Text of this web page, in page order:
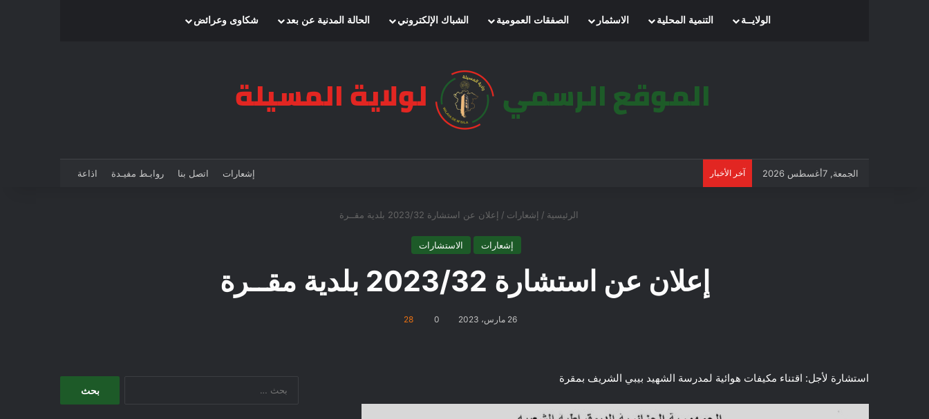
الرئيسيةالولايــة التنمية المحلية الاسثمار الصفقات العمومية الشباك الإلكتروني الحالة المدنية عن بعد شكاوى وعرائض
الجمعة, 7أغسطس 2026 آخر الأخبار إشعارات اتصل بنا روابـط مفيـدة اذاعة
الرئيسية / إشعارات / إعلان عن استشارة 2023/32 بلدية مقــرة
إشعارات الاستشارات
إعلان عن استشارة 2023/32 بلدية مقــرة
26 مارس، 2023 0
28
استشارة لأجل: اقتناء مكيفات هوائية لمدرسة الشهيد بيبي الشريف بمقرة